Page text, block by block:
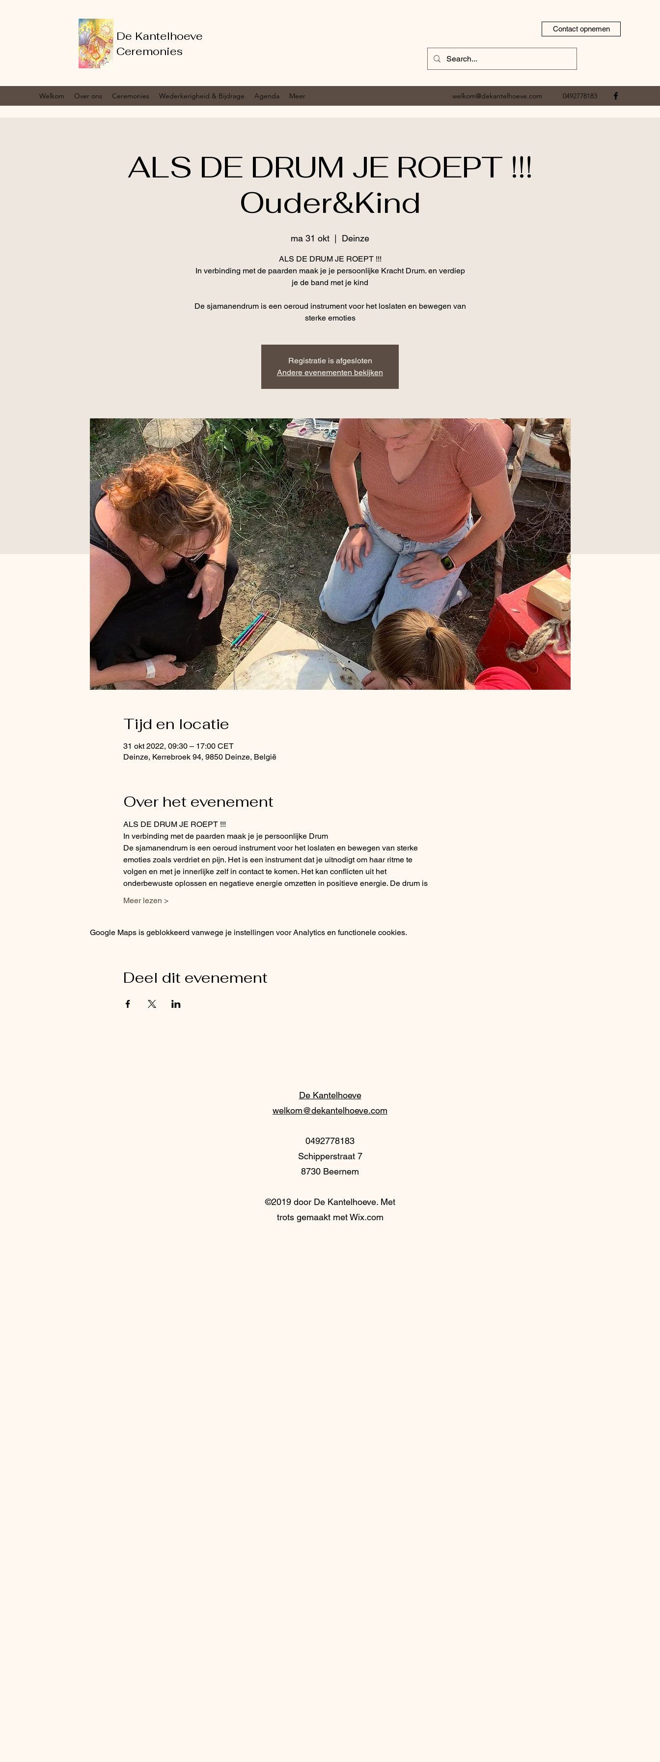
De Kantelhoeve
Ceremonies
Contact opnemen
Welkom Over ons Ceremonies Wederkerigheid & Bijdrage Agenda Meer welkom@dekantelhoeve.com 0492778183
ALS DE DRUM JE ROEPT !!!
Ouder&Kind
ma 31 okt Deinze
ALS DE DRUM JE ROEPT !!!
In verbinding met de paarden maak je je persoonlijke Kracht Drum. en verdiep
je de band met je kind
De sjamanendrum is een oeroud instrument voor het loslaten en bewegen van
sterke emoties
Registratie is afgesloten
Andere evenementen bekijken
Tijd en locatie
31 okt 2022, 09:30 – 17:00 CET
Deinze, Kerrebroek 94, 9850 Deinze, België
Over het evenement
ALS DE DRUM JE ROEPT !!!
In verbinding met de paarden maak je je persoonlijke Drum
De sjamanendrum is een oeroud instrument voor het loslaten en bewegen van sterke
emoties zoals verdriet en pijn. Het is een instrument dat je uitnodigt om haar ritme te
volgen en met je innerlijke zelf in contact te komen. Het kan conflicten uit het
onderbewuste oplossen en negatieve energie omzetten in positieve energie. De drum is
Meer lezen >
Google Maps is geblokkeerd vanwege je instellingen voor Analytics en functionele cookies.
Deel dit evenement
De Kantelhoeve
welkom@dekantelhoeve.com
0492778183
Schipperstraat 7
8730 Beernem
©2019 door De Kantelhoeve. Met
trots gemaakt met Wix.com